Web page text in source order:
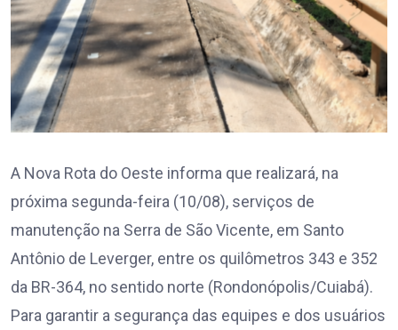
A Nova Rota do Oeste informa que realizará, na
próxima segunda-feira (10/08), serviços de
manutenção na Serra de São Vicente, em Santo
Antônio de Leverger, entre os quilômetros 343 e 352
da BR-364, no sentido norte (Rondonópolis/Cuiabá).
Para garantir a segurança das equipes e dos usuários